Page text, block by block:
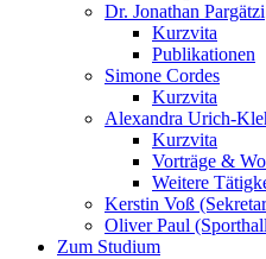
Dr. Jonathan Pargätzi
Kurzvita
Publikationen
Simone Cordes
Kurzvita
Alexandra Urich-
Kurzvita
Vorträge &
Weitere
Kerstin Voß
Oliver Paul
Zum Studium